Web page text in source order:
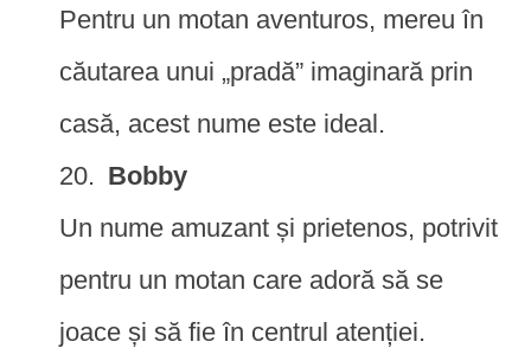
Pentru un motan aventuros, mereu în
căutarea unui „pradă” imaginară prin
casă, acest nume este ideal.
Bobby
Un nume amuzant și prietenos, potrivit
pentru un motan care adoră să se
joace și să fie în centrul atenției.